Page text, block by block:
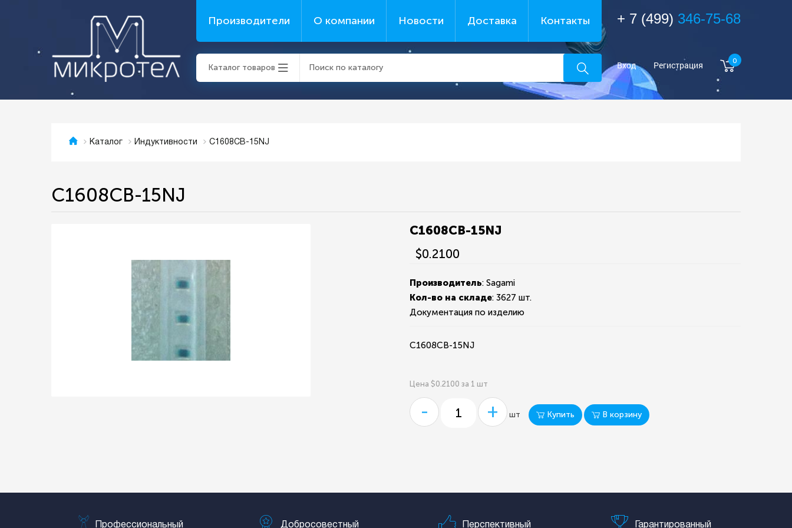
Производители О компании Новости Доставка Контакты
Каталог товаров
+ 7 (499) 346-75-68
Вход Регистрация 0
Каталог Индуктивности C1608CB-15NJ
C1608CB-15NJ
C1608CB-15NJ
$0.2100
Производитель: Sagami
Кол-во на складе:3627 шт.
Документация по изделию
C1608CB-15NJ
Цена $0.2100 за 1 шт
- + шт Купить В корзину
Профессиональный Добросовестный Перспективный Гарантированный